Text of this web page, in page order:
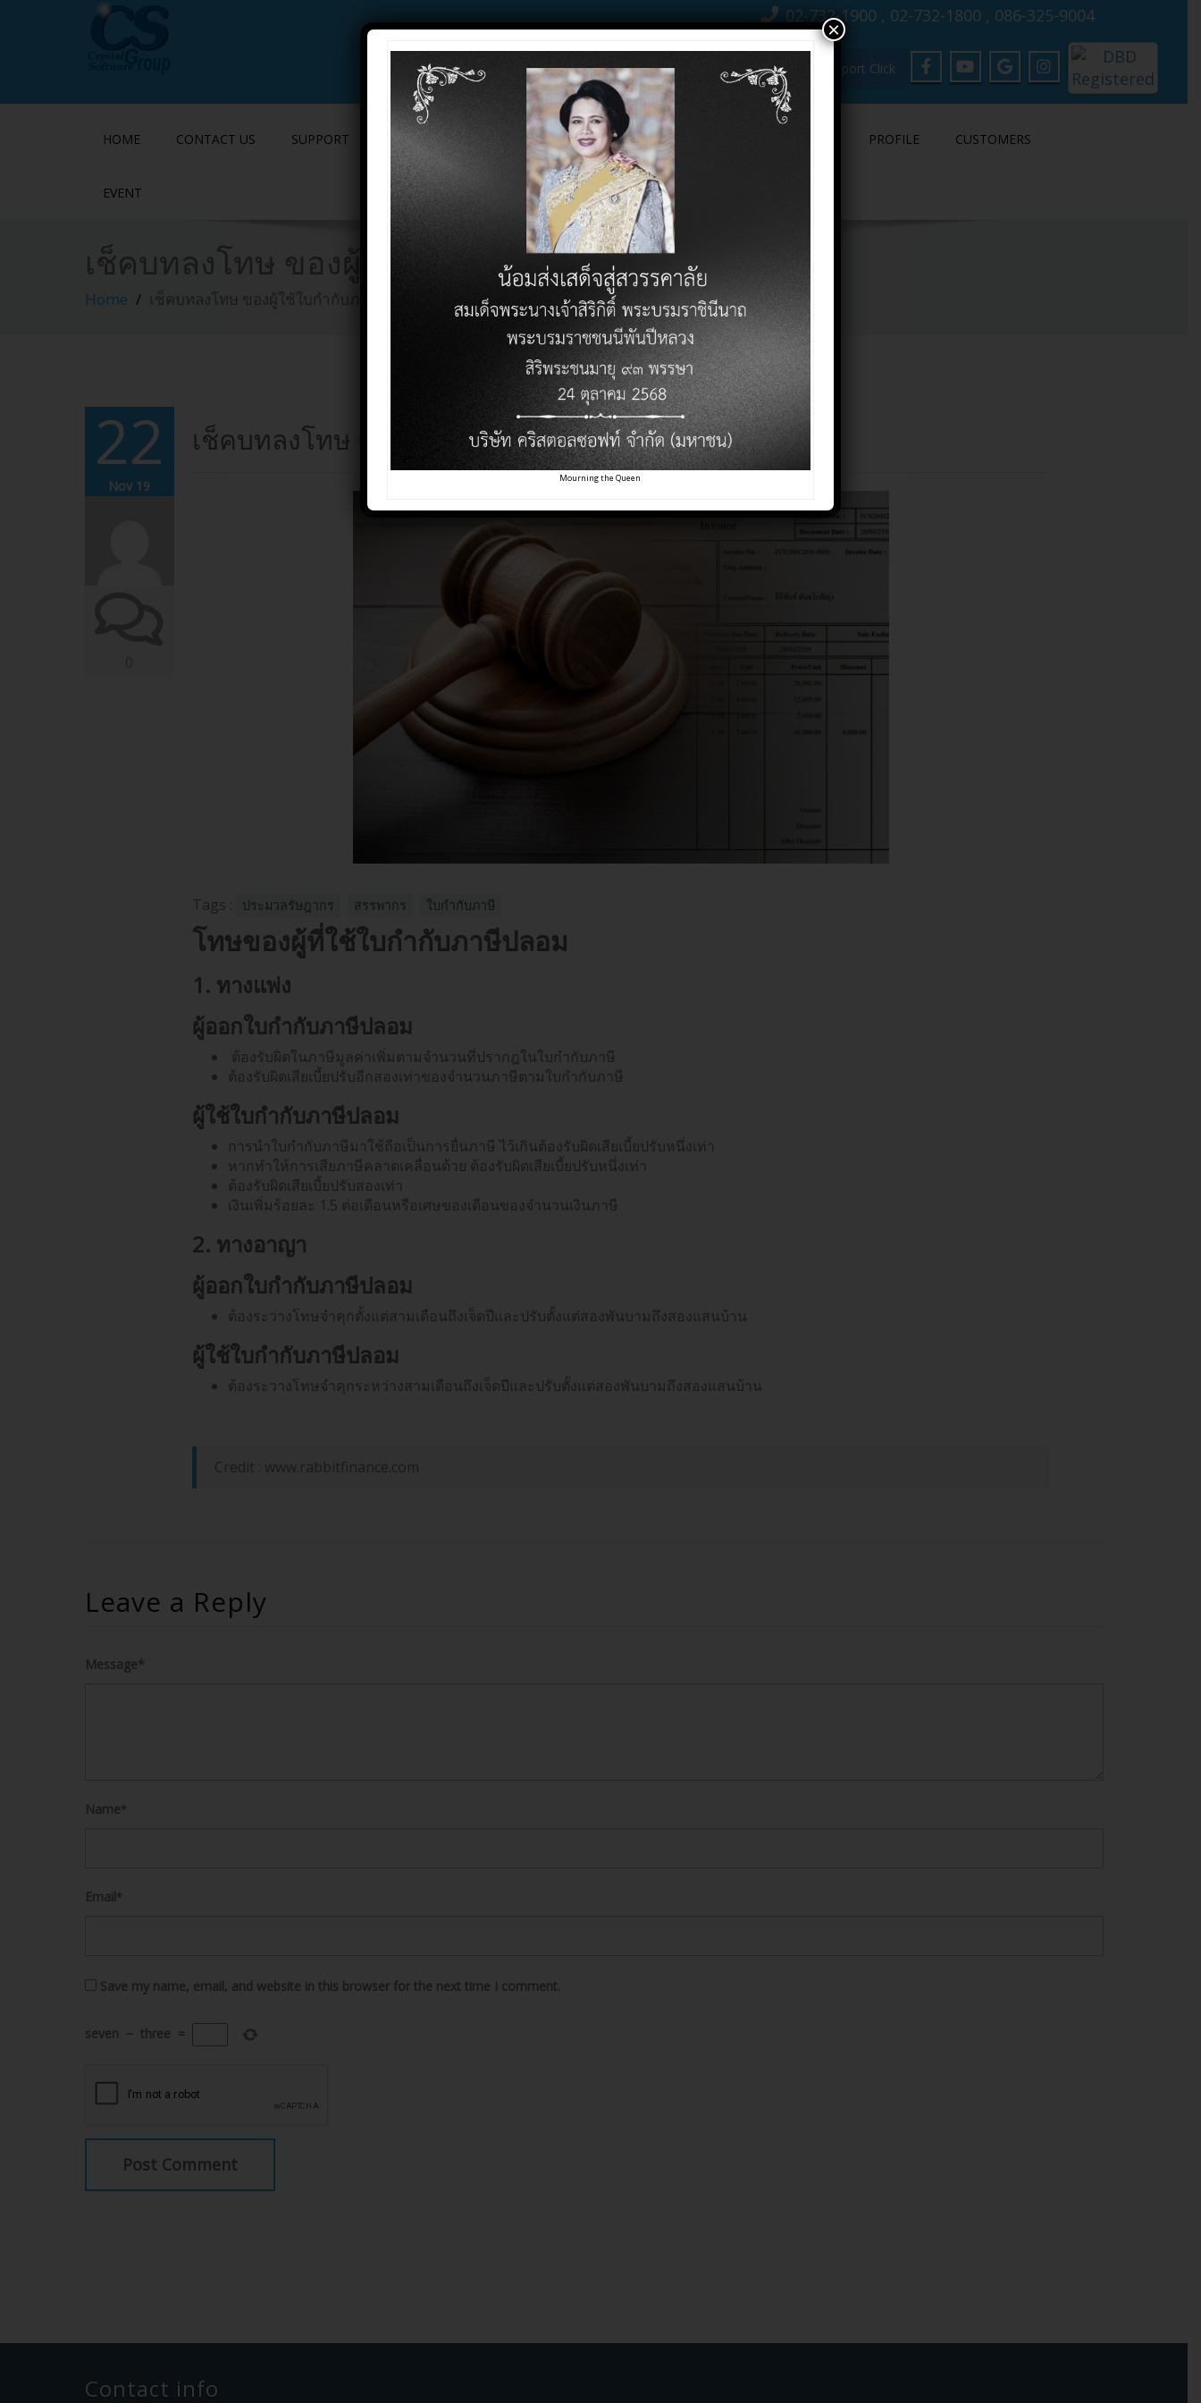
02-732-1900 , 02-732-1800 , 086-325-9004
Contact Click Support Click
HOME CONTACT US SUPPORT PRODUCTS PRICE LIST KNOWLEDGE VARIETY PROFILE CUSTOMERS
EVENT
เช็คบทลงโทษ ของผู้ใช้ใบกำกับภาษีปลอม
Home เช็คบทลงโทษ ของผู้ใช้ใบกำกับภาษีปลอม
22
Nov 19
เช็คบทลงโทษ ของผู้ใช้ใบกำกับภาษีปลอม
Tags : ประมวลรัษฎากร สรรพากร ใบกำกับภาษี
โทษของผู้ที่ใช้ใบกำกับภาษีปลอม
1. ทางแพ่ง
ผู้ออกใบกำกับภาษีปลอม
ต้องรับผิดในภาษีมูลค่าเพิ่มตามจำนวนที่ปรากฎในใบกำกับภาษี
ต้องรับผิดเสียเบี้ยปรับอีกสองเท่าของจำนวนภาษีตามใบกำกับภาษี
ผู้ใช้ใบกำกับภาษีปลอม
การนำใบกำกับภาษีมาใช้ถือเป็นการยื่นภาษี ไว้เกินต้องรับผิดเสียเบี้ยปรับหนึ่งเท่า
หากทำให้การเสียภาษีคลาดเคลื่อนด้วย ต้องรับผิดเสียเบี้ยปรับหนึ่งเท่า
ต้องรับผิดเสียเบี้ยปรับสองเท่า
เงินเพิ่มร้อยละ 1.5 ต่อเดือนหรือเศษของเดือนของจำนวนเงินภาษี
2. ทางอาญา
ผู้ออกใบกำกับภาษีปลอม
ต้องระวางโทษจำคุกตั้งแต่สามเดือนถึงเจ็ดปีและปรับตั้งแต่สองพันบามถึงสองแสนบ้าน
ผู้ใช้ใบกำกับภาษีปลอม
ต้องระวางโทษจำคุกระหว่างสามเดือนถึงเจ็ดปีและปรับตั้งแต่สองพันบามถึงสองแสนบ้าน
Credit : www.rabbitfinance.com
Leave a Reply
Message*
Name*
Email*
Save my name, email, and website in this browser for the next time I comment.
seven − three =
Contact info
Mourning the Queen
×